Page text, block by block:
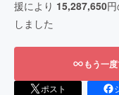
援により 15,287,650
しました
もう一
ポスト